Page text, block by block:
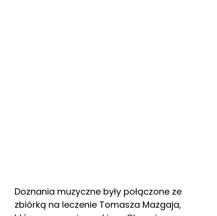
Doznania muzyczne były połączone ze
zbiórką na leczenie Tomasza Mazgaja,